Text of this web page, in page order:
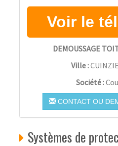
DEMOUSSAGE
Ville :
Société :
CONTACT OU
Systèmes de